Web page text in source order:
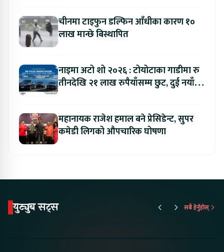
चीनमा टाइफुन डल्फिन आँधीका कारण १०
लाख मान्छे बिस्थापित
नाइमा अटो शो २०२६ : टोयोटाका गाडीमा रु
तीनदेखि २१ लाख रुपैयाँसम्म छुट, दुई नयाँ
महानायक राजेश हमाल बने प्रेसिडेन्ट, सुपर
कमेडी लिगको औपचारिक घोषणा
युट्युब सट्स सबै हेर्नुहोस्